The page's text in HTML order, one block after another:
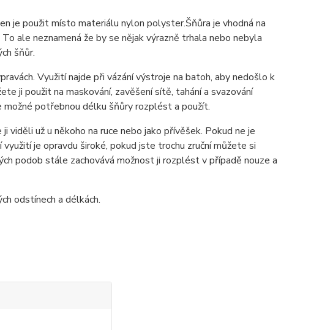
je použit místo materiálu nylon polyster.Šňůra je vhodná na
ale neznamená že by se nějak výrazně trhala nebo nebyla
šňůr.
Využití najde při vázání výstroje na batoh, aby nedošlo k
ji použit na maskování, zavěšení sítě, tahání a svazování
potřebnou délku šňůry rozplést a použít.
už u někoho na ruce nebo jako přívěšek. Pokud ne je
je opravdu široké, pokud jste trochu zruční můžete si
podob stále zachovává možnost ji rozplést v případě nouze a
odstínech a délkách.